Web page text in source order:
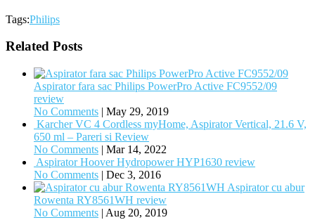
Tags:Philips
Related Posts
Aspirator fara sac Philips PowerPro Active FC9552/09
review
No Comments | May 29, 2019
Karcher VC 4 Cordless myHome, Aspirator Vertical, 21.6 V,
650 ml – Pareri si Review
No Comments | Mar 14, 2022
Aspirator Hoover Hydropower HYP1630 review
No Comments | Dec 3, 2016
Aspirator cu abur
Rowenta RY8561WH review
No Comments | Aug 20, 2019